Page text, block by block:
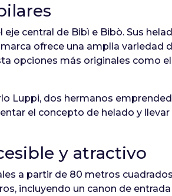
central de Bibì e Bibò. Sus
ofrece una amplia
opciones más originales como
Luppi, dos hermanos
el concepto de helado y
y atractivo
a partir de 80 metros
incluyendo un canon de